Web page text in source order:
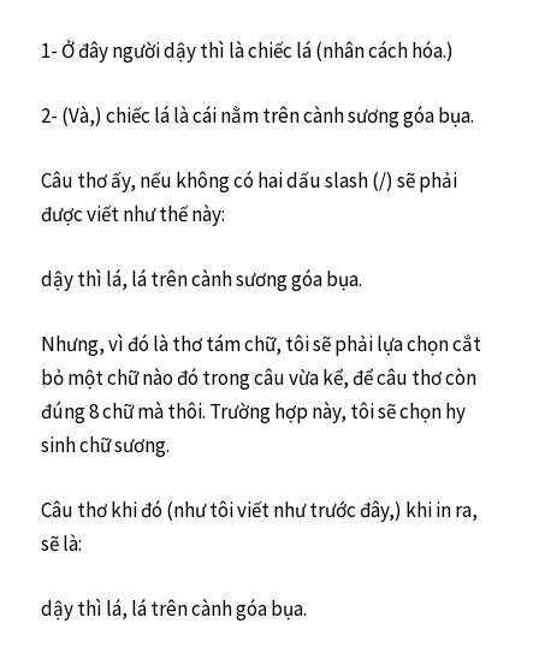
1- Ở đây người dậy thì là chiếc lá (nhân cách hóa.)
2- (Và,) chiếc lá là cái nằm trên cành sương góa bụa.
Câu thơ ấy, nếu không có hai dấu slash (/) sẽ phải
được viết như thế này:
dậy thì lá, lá trên cành sương góa bụa.
Nhưng, vì đó là thơ tám chữ, tôi sẽ phải lựa chọn cắt
bỏ một chữ nào đó trong câu vừa kể, để câu thơ còn
đúng 8 chữ mà thôi. Trường hợp này, tôi sẽ chọn hy
sinh chữ sương.
Câu thơ khi đó (như tôi viết như trước đây,) khi in ra,
sẽ là:
dậy thì lá, lá trên cành góa bụa.